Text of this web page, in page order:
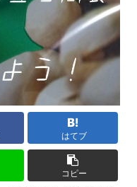
はてブ
コピー